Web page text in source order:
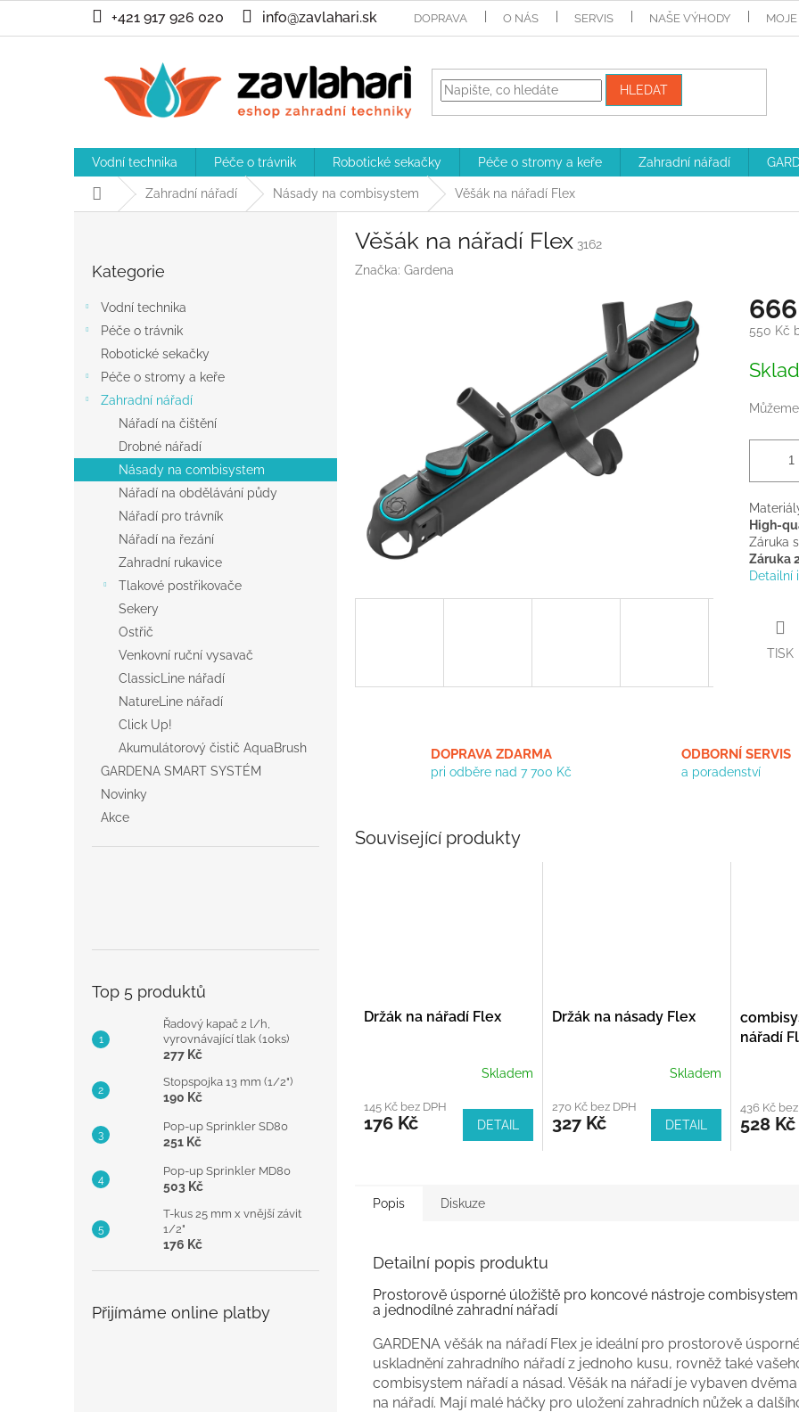
obsah
+421 917 926 020 info@zavlahari.sk DOPRAVA O NÁS SERVIS NAŠE VÝHODY MOJE
HLEDAT
Vodní technika Péče o trávnik Robotické sekačky Péče o stromy a keře Zahradní nářadí
Domů Zahradní nářadí Násady na combisystem Věšák na nářadí Flex
e
l
kategorie
Kategorie
Vodní technika
Péče o trávnik
Robotické sekačky
Péče o stromy a keře
Zahradní nářadí
Nářadí na čištění
Drobné nářadí
Násady na combisystem
Nářadí na obdělávání půdy
Nářadí pro trávník
Nářadí na řezání
Zahradní rukavice
Tlakové postřikovače
Sekery
Ostřič
Venkovní ruční vysavač
ClassicLine nářadí
NatureLine nářadí
Click Up!
Akumulátorový čistič AquaBrush
GARDENA SMART SYSTÉM
Novinky
Akce
Top 5 produktů
Řadový kapač 2 l/h,
vyrovnávající tlak (10ks)
277 Kč
Stopspojka 13 mm (1/2")
190 Kč
Pop-up Sprinkler SD80
251 Kč
Pop-up Sprinkler MD80
503 Kč
T-kus 25 mm x vnější závit
1/2"
176 Kč
Přijímáme online platby
Věšák na nářadí Flex 3162
Značka: Gardena
550 Kč
cena:
High-
Záruka
Záruka
Detailní
TISK
DOPRAVA ZDARMA
pri odběre nad 7 700 Kč
ODBORNÍ SERVIS
a poradenství
Související produkty
Držák na nářadí Flex
Skladem
145 Kč bez DPH
176 Kč DETAIL
Držák na násady Flex
Skladem
270 Kč bez DPH
327 Kč DETAIL
nářadí
436 Kč
528 Kč
Popis Diskuze
Detailní popis produktu
Prostorově úsporné úložiště pro koncové nástroje
a jednodílné zahradní nářadí
GARDENA věšák na nářadí Flex je ideální pro prostorově
uskladnění zahradního nářadí z jednoho kusu, rovněž také
combisystem nářadí a násad. Věšák na nářadí je vybaven
na nářadí. Mají malé háčky pro uložení zahradních nůžek a